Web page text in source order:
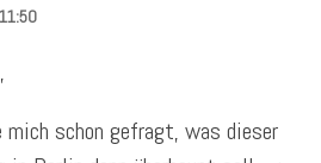
schon gefragt, was dieser